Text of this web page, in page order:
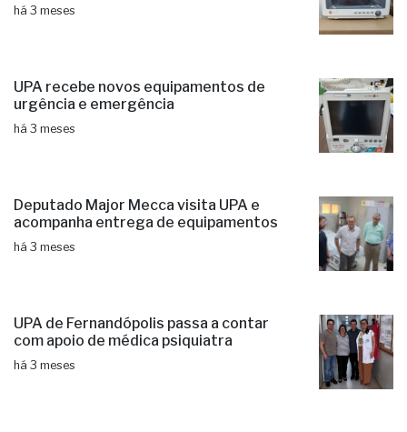
há 3 meses
UPA recebe novos equipamentos de
urgência e emergência
há 3 meses
Deputado Major Mecca visita UPA e
acompanha entrega de equipamentos
há 3 meses
UPA de Fernandópolis passa a contar
com apoio de médica psiquiatra
há 3 meses